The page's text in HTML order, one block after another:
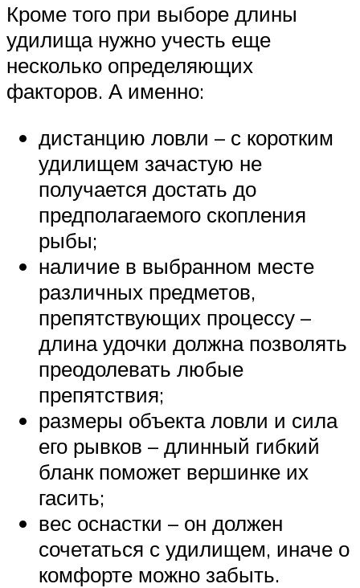
Кроме того при выборе длины
удилища нужно учесть еще
несколько определяющих
факторов. А именно:
дистанцию ловли – с коротким
удилищем зачастую не
получается достать до
предполагаемого скопления
рыбы;
наличие в выбранном месте
различных предметов,
препятствующих процессу –
длина удочки должна позволять
преодолевать любые
препятствия;
размеры объекта ловли и сила
его рывков – длинный гибкий
бланк поможет вершинке их
гасить;
вес оснастки – он должен
сочетаться с удилищем, иначе о
комфорте можно забыть.